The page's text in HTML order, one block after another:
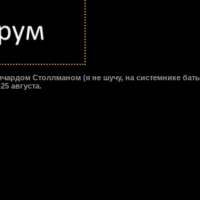
Столлманом (я не шучу, на системнике
августа.